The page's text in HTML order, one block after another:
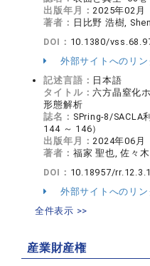
出版年月：2025年02月
著者： 日比野 浩樹,
DOI： 10.1380/
外部サイトへのリ
記述言語： 日本語
タイトル：六方晶窒化
形態解析
誌名： SPring-8/
144 ～ 146）
出版年月：2024年06月
著者： 福家 聖也, 佐々
DOI： 10.18957/
外部サイトへのリ
全件表示 >>
産業財産権